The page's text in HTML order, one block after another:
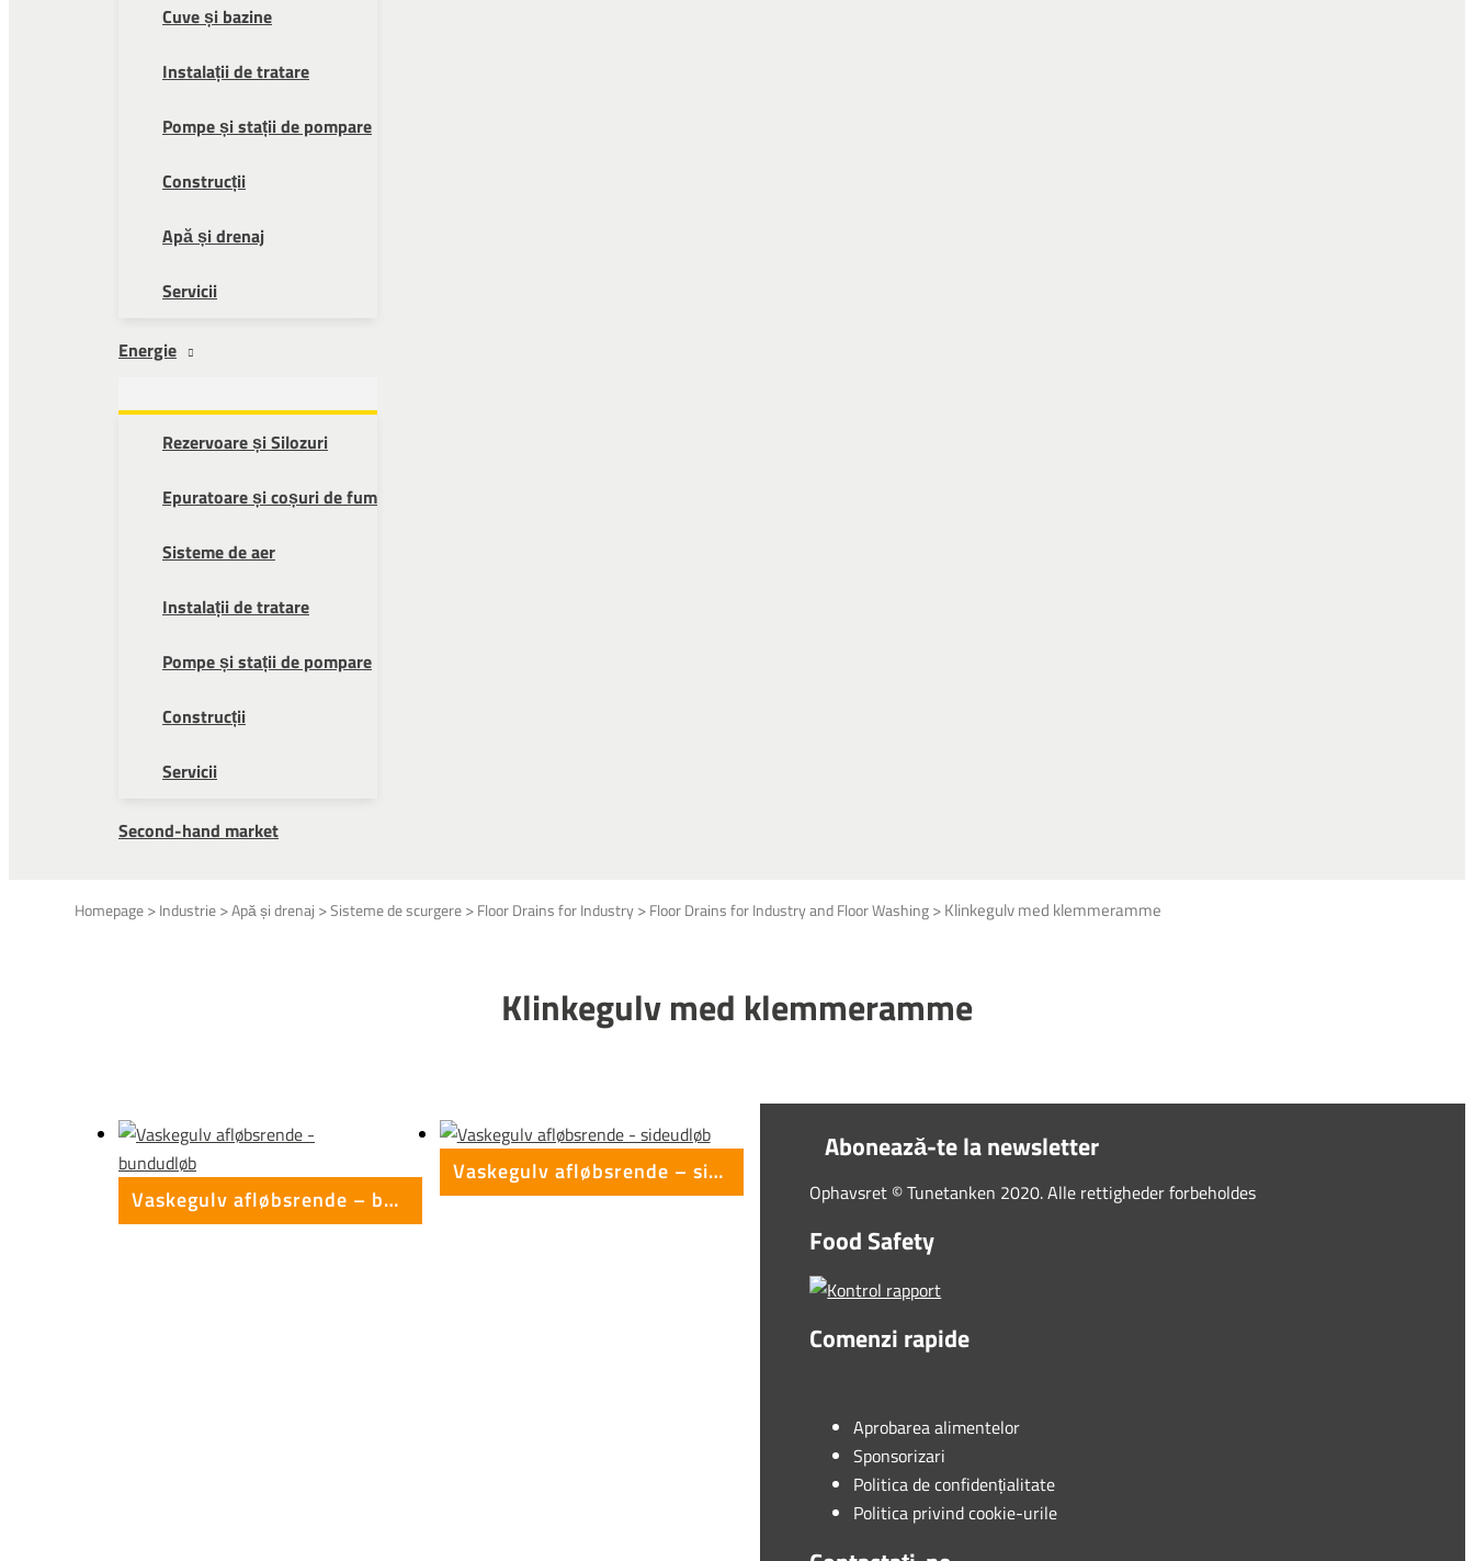
Cuve și bazine
Instalații de tratare
Pompe și stații de pompare
Construcții
Apă și drenaj
Servicii
Energie
Rezervoare și Silozuri
Epuratoare și coșuri de fum
Sisteme de aer
Instalații de tratare
Pompe și stații de pompare
Construcții
Servicii
Second-hand market
Homepage > Industrie >Apă și drenaj >Sisteme de scurgere > Floor Drains for Industry > Floor Drains for Industry and Floor Washing >Klinkegulv med klemmeramme
Klinkegulv med klemmeramme
Vaskegulv afløbsrende – bundudløb
Vaskegulv afløbsrende – sideudløb
Abonează-te la newsletter
Ophavsret © Tunetanken 2020. Alle rettigheder forbeholdes
Food Safety
Comenzi rapide
Aprobarea alimentelor
Sponsorizari
Politica de confidențialitate
Politica privind cookie-urile